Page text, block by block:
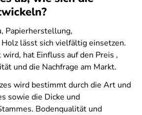
Papierherstellung,
lässt sich vielfältig einsetzen.
hat Einfluss auf den Preis ,
und die Nachfrage am Markt.
wird bestimmt durch die Art und
sowie die Dicke und
Bodenqualität und